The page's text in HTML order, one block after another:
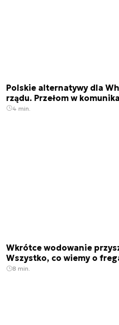
Polskie alternatywy dla
rządu. Przełom w
4 min.
Wkrótce wodowanie
Wszystko, co wiemy o
8 min.